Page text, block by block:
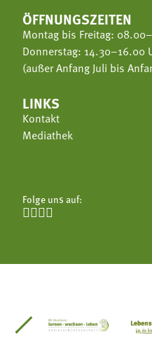
ÖFFNUNGSZEITEN
Montag bis Freitag:
Donnerstag: 14.30–16.00
(außer Anfang Juli bis
LINKS
Kontakt
Mediathek
Folge uns auf:

Südtirol
Gärtnervereinigung